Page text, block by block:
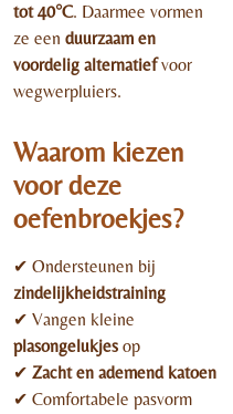
tot 40°C. Daarmee vormen
ze een duurzaam en
voordelig alternatiefvoor
wegwerpluiers.
Waarom kiezen
voor deze
oefenbroekjes?
✔ Ondersteunen bij
zindelijkheidstraining
✔ Vangen kleine
plasongelukjes op
✔ Zacht en ademend katoen
✔ Comfortabele pasvorm